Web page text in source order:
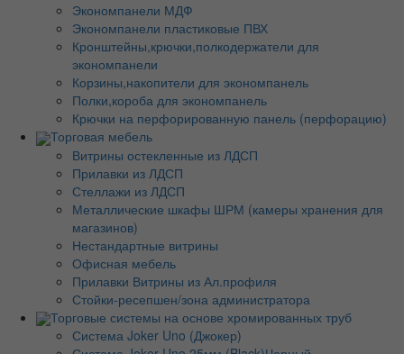
Экономпанели МДФ
Экономпанели пластиковые ПВХ
Кронштейны,крючки,полкодержатели для
экономпанели
Корзины,накопители для экономпанель
Полки,короба для экономпанель
Крючки на перфорированную панель (перфорацию)
Торговая мебель
Витрины остекленные из ЛДСП
Прилавки из ЛДСП
Стеллажи из ЛДСП
Металлические шкафы ШРМ (камеры хранения для
магазинов)
Нестандартные витрины
Офисная мебель
Прилавки Витрины из Ал.профиля
Стойки-ресепшен/зона администратора
Торговые системы на основе хромированных труб
Система Joker Uno (Джокер)